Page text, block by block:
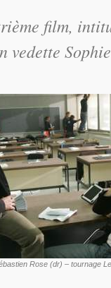
film,
vedette
Rose (dr) – tournage